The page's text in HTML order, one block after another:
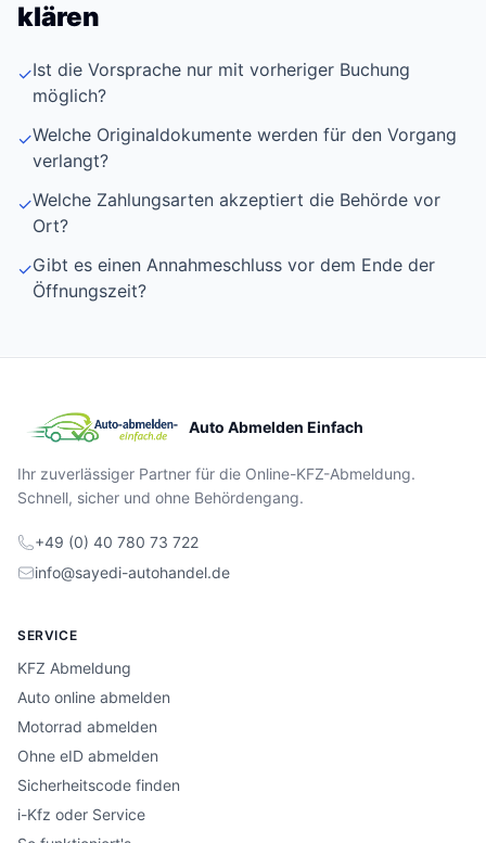
klären
✓Ist die Vorsprache nur mit vorheriger Buchung
möglich?
✓Welche Originaldokumente werden für den Vorgang
verlangt?
✓Welche Zahlungsarten akzeptiert die Behörde vor
Ort?
✓Gibt es einen Annahmeschluss vor dem Ende der
Öffnungszeit?
Auto Abmelden Einfach
Ihr zuverlässiger Partner für die Online-KFZ-Abmeldung.
Schnell, sicher und ohne Behördengang.
+49 (0) 40 780 73 722
info@sayedi-autohandel.de
SERVICE
KFZ Abmeldung
Auto online abmelden
Motorrad abmelden
Ohne eID abmelden
Sicherheitscode finden
i-Kfz oder Service